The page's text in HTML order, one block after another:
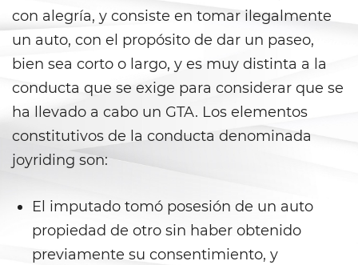
Child Endangerment
Child Neglect
Corporal Injury on a Spouse
Criminal Threats
Emergency Protective Order
Elder Abuse
con alegría, y consiste en tomar ilegalmente
un auto, con el propósito de dar un paseo,
bien sea corto o largo, y es muy distinta a la
conducta que se exige para considerar que se
ha llevado a cabo un GTA. Los elementos
constitutivos de la conducta denominada
joyriding son:
El imputado tomó posesión de un auto
propiedad de otro sin haber obtenido
previamente su consentimiento, y